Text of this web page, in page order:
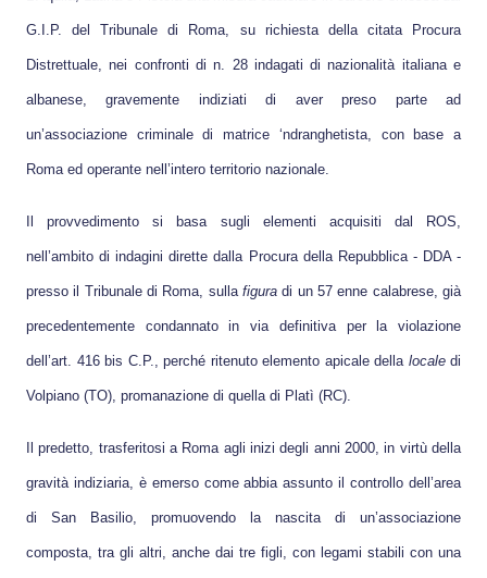
G.I.P. del Tribunale di Roma, su richiesta della citata Procura
Distrettuale, nei confronti di n. 28 indagati di nazionalità italiana e
albanese, gravemente indiziati di aver preso parte ad
un’associazione criminale di matrice ‘ndranghetista, con base a
Roma ed operante nell’intero territorio nazionale.
Il provvedimento si basa sugli elementi acquisiti dal ROS,
nell’ambito di indagini dirette dalla Procura della Repubblica - DDA -
presso il Tribunale di Roma, sulla figura di un 57 enne calabrese, già
precedentemente condannato in via definitiva per la violazione
dell’art. 416 bis C.P., perché ritenuto elemento apicale della localedi
Volpiano (TO), promanazione di quella di Platì (RC).
Il predetto, trasferitosi a Roma agli inizi degli anni 2000, in virtù della
gravità indiziaria, è emerso come abbia assunto il controllo dell’area
di San Basilio, promuovendo la nascita di un’associazione
composta, tra gli altri, anche dai tre figli, con legami stabili con una